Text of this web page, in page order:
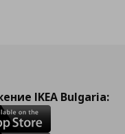
IKEA Bulgaria: